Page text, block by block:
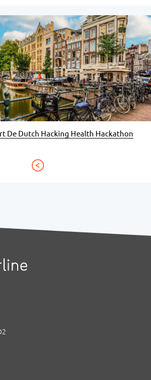
De Dutch Hacking Health Hackathon